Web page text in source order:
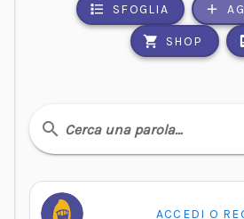
SFOGLIA
SHOP
Cerca una parola…
ACCEDI O